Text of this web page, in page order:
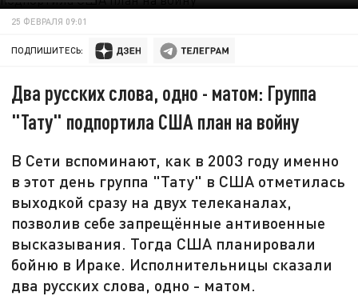
25 ФЕВРАЛЯ 09:01
ПОДПИШИТЕСЬ:
Два русских слова, одно - матом: Группа
"Тату" подпортила США план на войну
В Сети вспоминают, как в 2003 году именно
в этот день группа "Тату" в США отметилась
выходкой сразу на двух телеканалах,
позволив себе запрещённые антивоенные
высказывания. Тогда США планировали
бойню в Ираке. Исполнительницы сказали
два русских слова, одно - матом.